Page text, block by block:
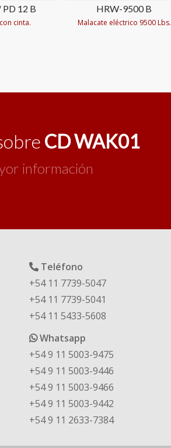
PD 12 B
cinta.
HRW-9500 B
Malacate eléctrico 9500 Lbs.
CD WAK01
información
Teléfono
+54 11 7739-5047
+54 11 7739-5041
+54 11 5433-5608
Whatsapp
+54 9 11 5003-9475
+54 9 11 5003-9446
+54 9 11 5003-9466
+54 9 11 5003-9442
+54 9 11 2633-7384